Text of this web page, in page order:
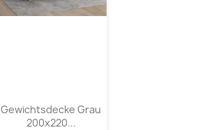
Gewichtsdecke Grau
200x220...